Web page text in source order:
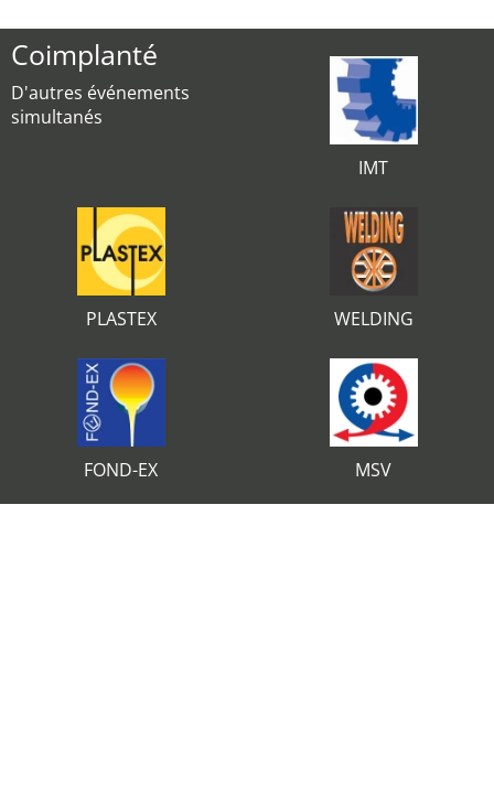
Coimplanté
D'autres événements
simultanés
IMT
PLASTEX WELDING
FOND-EX MSV